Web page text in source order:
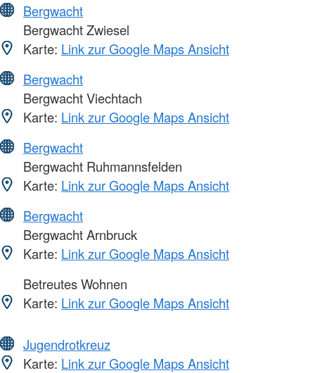
Bergwacht
Bergwacht Zwiesel
Karte: Link zur Google Maps Ansicht
Bergwacht
Bergwacht Viechtach
Karte: Link zur Google Maps Ansicht
Bergwacht
Bergwacht Ruhmannsfelden
Karte: Link zur Google Maps Ansicht
Bergwacht
Bergwacht Arnbruck
Karte: Link zur Google Maps Ansicht
Betreutes Wohnen
Karte: Link zur Google Maps Ansicht
Jugendrotkreuz
Karte: Link zur Google Maps Ansicht